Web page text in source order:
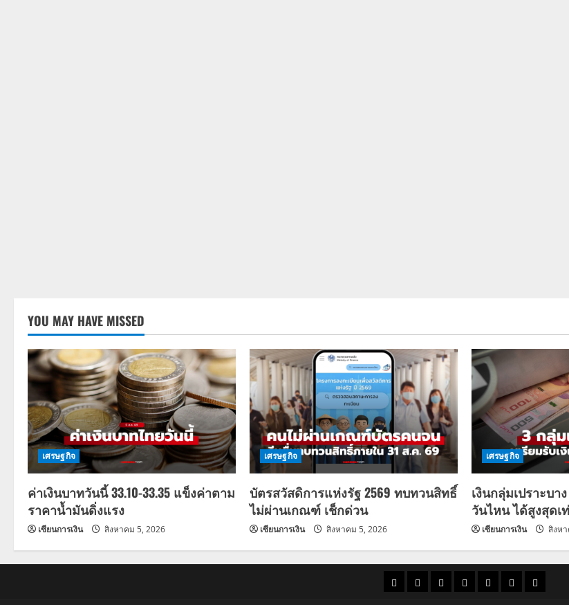
YOU MAY HAVE MISSED
เศรษฐกิจ
ค่าเงินบาทวันนี้ 33.10-33.35 แข็งค่าตาม
ราคาน้ำมันดิ่งแรง
เซียนการเงิน สิงหาคม 5, 2026
เศรษฐกิจ
บัตรสวัสดิการแห่งรัฐ 2569 ทบทวนสิทธิ์
ไม่ผ่านเกณฑ์ เช็กด่วน
เซียนการเงิน สิงหาคม 5, 2026
เศรษฐกิจ
เงินกลุ่มเปราะบา
วันไหน ได้สูงสุดเ
เซียนการเงิน สิงห
ราคาแนว
ข่าว
ข่าว
ดูด
ที่
ผู้ชาย